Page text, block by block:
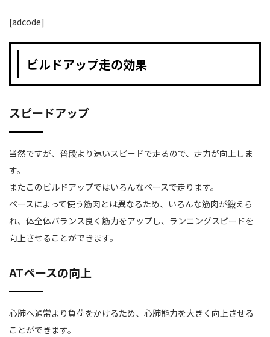
[adcode]
ビルドアップ走の効果
スピードアップ
当然ですが、普段より速いスピードで走るので、走力が向上しま
す。
またこのビルドアップではいろんなペースで走ります。
ペースによって使う筋肉とは異なるため、いろんな筋肉が鍛えら
れ、体全体バランス良く筋力をアップし、ランニングスピードを
向上させることができます。
ATペースの向上
心肺へ通常より負荷をかけるため、心肺能力を大きく向上させる
ことができます。